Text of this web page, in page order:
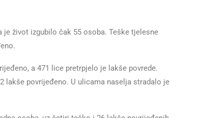
život izgubilo čak 55 osoba. Teške tjelesne
a 471 lice pretrpjelo je lakše povrede.
lakše povrijeđeno. U ulicama naselja stradalo je